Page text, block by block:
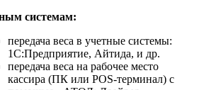
системам:
передача веса в учетные системы:
1С:Предприятие, Айтида, и др.
передача веса на рабочее место
кассира (ПК или POS-терминал) с